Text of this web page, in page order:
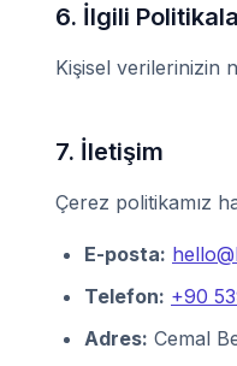
6. İlgili
Kişisel verilerinizin
7. İletişim
Çerez politikamız
E-posta:
Telefon: +90
Adres: Cemal